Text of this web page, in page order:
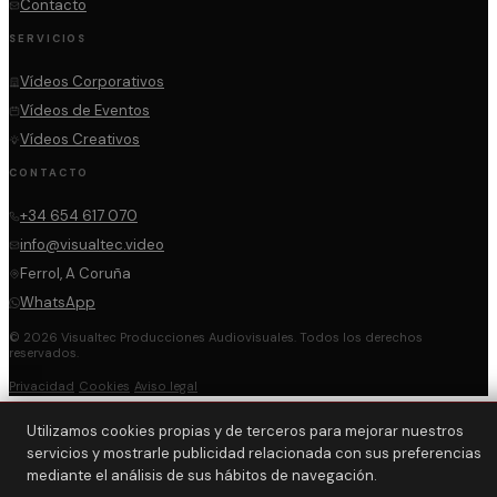
Contacto
SERVICIOS
Vídeos Corporativos
Vídeos de Eventos
Vídeos Creativos
CONTACTO
+34 654 617 070
info@visualtec.video
Ferrol, A Coruña
WhatsApp
© 2026 Visualtec Producciones Audiovisuales. Todos los derechos
reservados.
Privacidad Cookies Aviso legal
Utilizamos cookies propias y de terceros para mejorar nuestros
servicios y mostrarle publicidad relacionada con sus preferencias
mediante el análisis de sus hábitos de navegación.